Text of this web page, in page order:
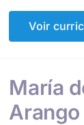
Voir
María
Arango